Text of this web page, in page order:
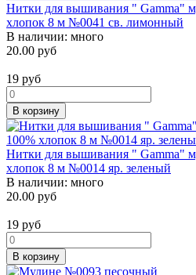
Нитки для вышивания " Gamma"
хлопок 8 м №0041 св. лимонный
В наличии: много
20.00 руб
19 руб
В корзину
Нитки для вышивания " Gamma"
хлопок 8 м №0014 яр. зеленый
В наличии: много
20.00 руб
19 руб
В корзину